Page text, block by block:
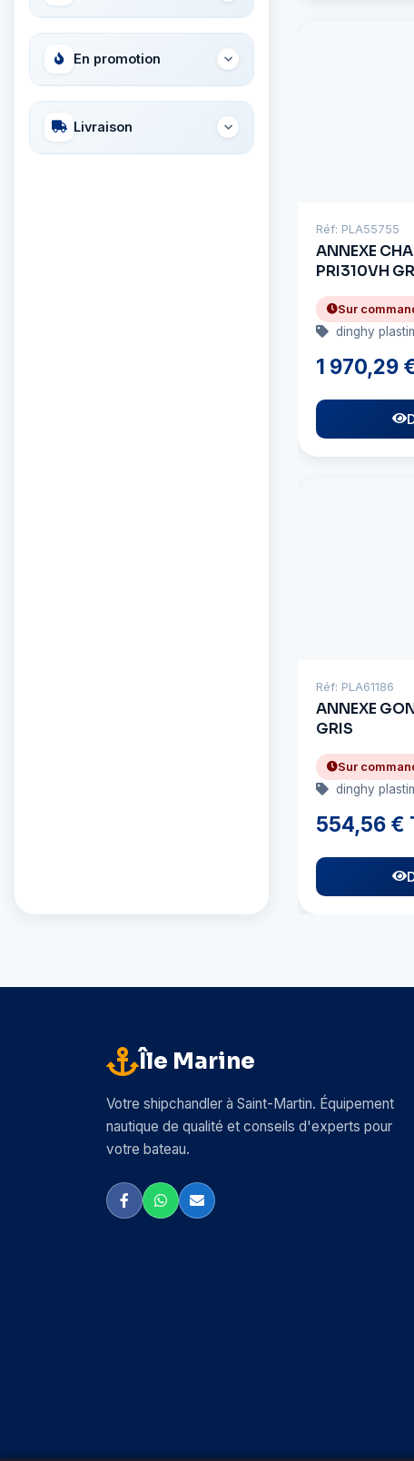
En promotion
Livraison
Réf: PLA55755
ANNEXE
PRI310VH
Sur
dinghy
1 970,29
Réf: PLA61186
ANNEXE
GRIS
Sur
dinghy
554,56 €
Île Marine
Votre shipchandler à Saint-Martin. Équipement
nautique de qualité et conseils d'experts pour
votre bateau.